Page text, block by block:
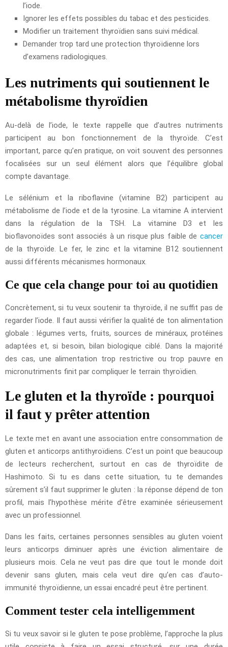
l’iode.
Ignorer les effets possibles du tabac et des pesticides.
Modifier un traitement thyroïdien sans suivi médical.
Demander trop tard une protection thyroïdienne lors
d’examens radiologiques.
Les nutriments qui soutiennent le
métabolisme thyroïdien
Au-delà de l’iode, le texte rappelle que d’autres nutriments
participent au bon fonctionnement de la thyroïde. C’est
important, parce qu’en pratique, on voit souvent des personnes
focalisées sur un seul élément alors que l’équilibre global
compte davantage.
Le sélénium et la riboflavine (vitamine B2) participent au
métabolisme de l’iode et de la tyrosine. La vitamine A intervient
dans la régulation de la TSH. La vitamine D3 et les
bioflavonoïdes sont associés à un risque plus faible de cancer
de la thyroïde. Le fer, le zinc et la vitamine B12 soutiennent
aussi différents mécanismes hormonaux.
Ce que cela change pour toi au quotidien
Concrètement, si tu veux soutenir ta thyroïde, il ne suffit pas de
regarder l’iode. Il faut aussi vérifier la qualité de ton alimentation
globale : légumes verts, fruits, sources de minéraux, protéines
adaptées et, si besoin, bilan biologique ciblé. Dans la majorité
des cas, une alimentation trop restrictive ou trop pauvre en
micronutriments finit par compliquer le terrain thyroïdien.
Le gluten et la thyroïde : pourquoi
il faut y prêter attention
Le texte met en avant une association entre consommation de
gluten et anticorps antithyroïdiens. C’est un point que beaucoup
de lecteurs recherchent, surtout en cas de thyroïdite de
Hashimoto. Si tu es dans cette situation, tu te demandes
sûrement s’il faut supprimer le gluten : la réponse dépend de ton
profil, mais l’hypothèse mérite d’être examinée sérieusement
avec un professionnel.
Dans les faits, certaines personnes sensibles au gluten voient
leurs anticorps diminuer après une éviction alimentaire de
plusieurs mois. Cela ne veut pas dire que tout le monde doit
devenir sans gluten, mais cela veut dire qu’en cas d’auto-
immunité thyroïdienne, un essai encadré peut être pertinent.
Comment tester cela intelligemment
Si tu veux savoir si le gluten te pose problème, l’approche la plus